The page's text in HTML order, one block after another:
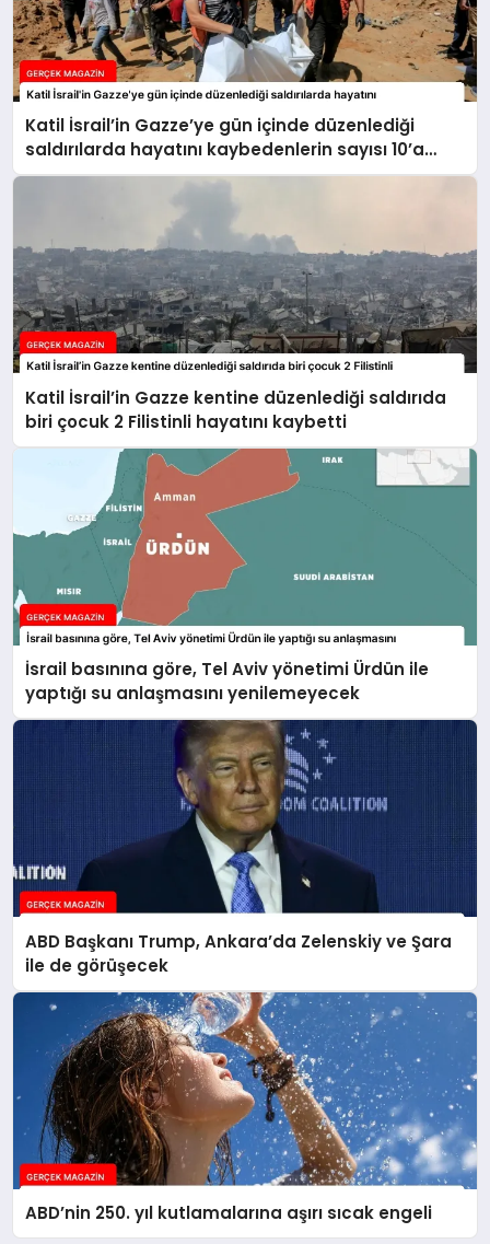
Katil İsrail’in Gazze’ye gün içinde düzenlediği
saldırılarda hayatını kaybedenlerin sayısı 10’a
yükseldi
Katil İsrail’in Gazze kentine düzenlediği saldırıda
biri çocuk 2 Filistinli hayatını kaybetti
İsrail basınına göre, Tel Aviv yönetimi Ürdün ile
yaptığı su anlaşmasını yenilemeyecek
ABD Başkanı Trump, Ankara’da Zelenskiy ve Şara
ile de görüşecek
ABD’nin 250. yıl kutlamalarına aşırı sıcak engeli